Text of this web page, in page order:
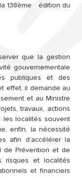
138ème édition du
que la gestion
gouvernementale
publiques et des
effet, il demande au
et au Ministre
travaux, actions
les localités souvent
enfin, la nécessité
afin d’accélérer la
de Prévention et de
risques et localités
et financiers